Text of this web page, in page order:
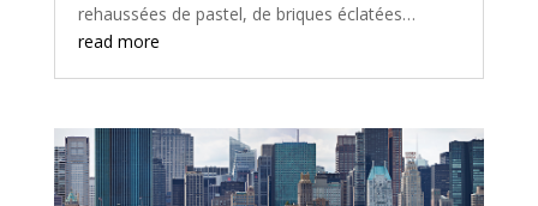
rehaussées de pastel, de briques éclatées…
read more